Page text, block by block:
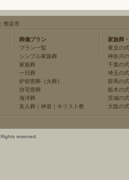
熊谷市
葬儀プラン
プラン一覧
シンプル家族葬
家族葬
一日葬
炉前密葬（火葬）
自宅密葬
海洋葬
友人葬 ｜ 神道 ｜ キリスト教
家族葬
東京の
神奈川
千葉の
埼玉の
群馬の
栃木の
茨城の
大阪の
reserved.